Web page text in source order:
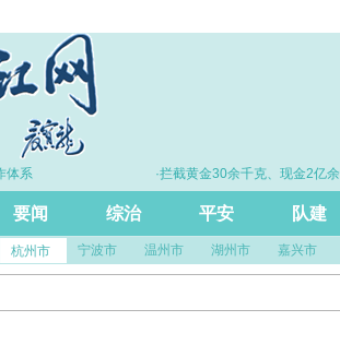
系 ·拦截黄金30余千克、现金2亿余元
要闻 综治 平安 队建
杭州市 宁波市 温州市 湖州市 嘉兴市